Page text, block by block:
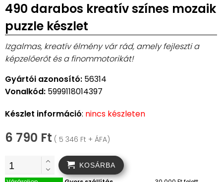
490 darabos kreatív színes mozaik
puzzle készlet
Izgalmas, kreatív élmény vár rád, amely fejleszti a
képzelőerőt és a finommotorikát!
Gyártói azonosító: 56314
Vonalkód: 5999118014397
Készlet információ: nincs készleten
6 790 Ft ( 5 346 Ft + ÁFA)
KOSÁRBA